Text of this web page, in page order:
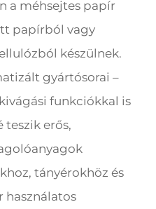
a méhsejtes papír
papírból vagy
készülnek.
gyártósorai –
funkciókkal is
teszik erős,
tányérokhöz és
használatos